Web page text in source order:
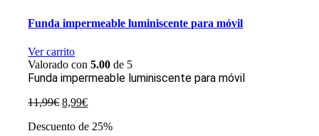
Funda impermeable luminiscente para móvil
Ver carrito
Valorado con5.00 de 5
Funda impermeable luminiscente para móvil
11,99€ El
original
8,99€El
actual
Descuento de 25%